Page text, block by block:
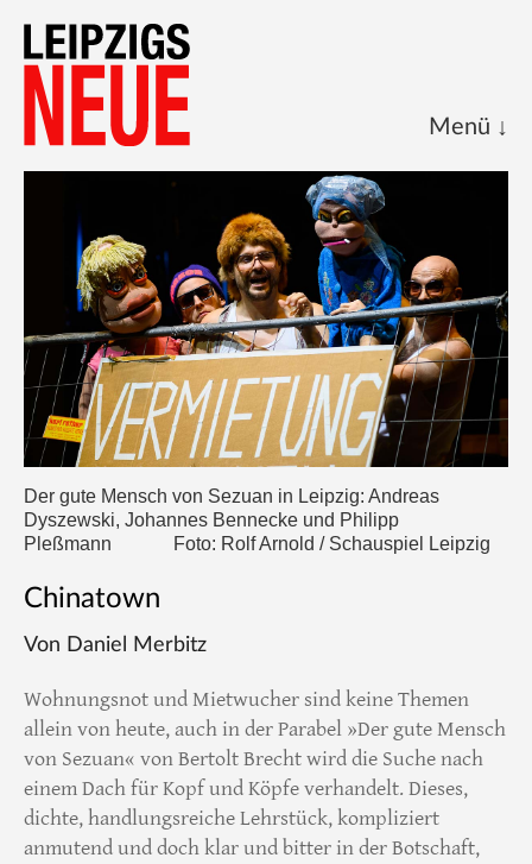
Kalenderblatt
Archive
Über uns
Impressum
Der gute Mensch von Sezuan in Leipzig: Andreas
Dyszewski, Johannes Bennecke und Philipp
Pleßmann
Foto: Rolf Arnold / Schauspiel Leipzig
Chinatown
Von Daniel Merbitz
Wohnungsnot und Mietwucher sind keine Themen
allein von heute, auch in der Parabel »Der gute Mensch
von Sezuan« von Bertolt Brecht wird die Suche nach
einem Dach für Kopf und Köpfe verhandelt. Dieses,
dichte, handlungsreiche Lehrstück, kompliziert
anmutend und doch klar und bitter in der Botschaft,